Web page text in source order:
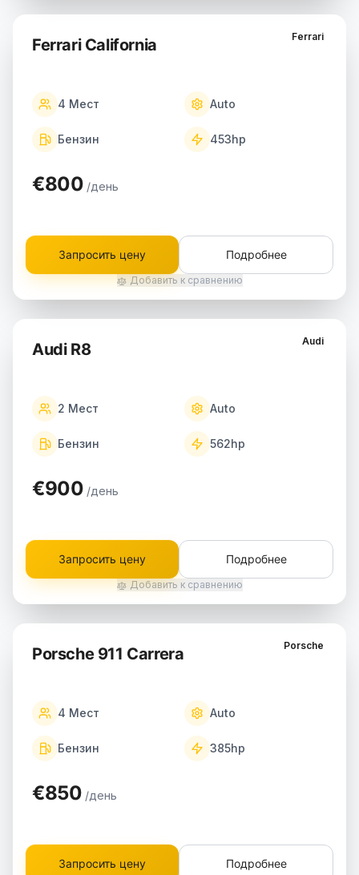
Ferrari
Ferrari California
4 Мест Auto
Бензин 453hp
€800 /день
Запросить цену Подробнее
Добавить к сравнению
Audi
Audi R8
2 Мест Auto
Бензин 562hp
€900 /день
Запросить цену Подробнее
Добавить к сравнению
Porsche
Porsche 911 Carrera
4 Мест Auto
Бензин 385hp
€850 /день
Запросить цену Подробнее